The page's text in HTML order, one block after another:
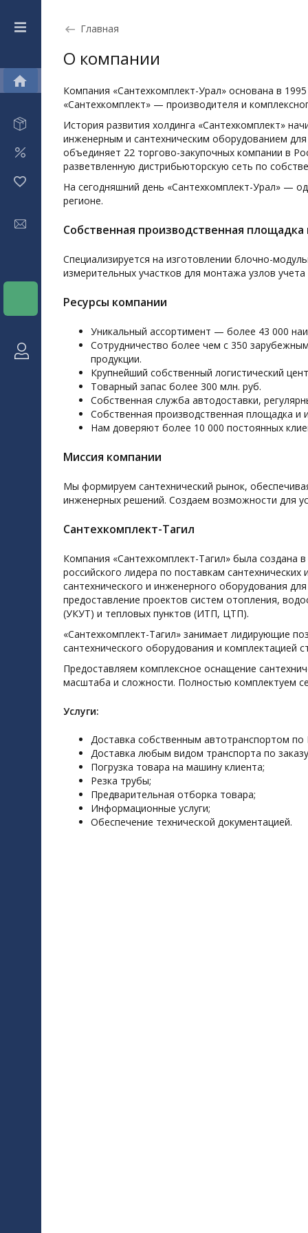
Главная
О компании
Компания «Сантехкомплект-Урал» основана в
«Сантехкомплект» — производителя и
История развития холдинга «Сантехкомплект»
инженерным и сантехническим оборудованием
объединяет 22 торгово-закупочных компании в
разветвленную дистрибьюторскую сеть по
На сегодняшний день «Сантехкомплект-Урал» —
регионе.
Собственная производственная площадка
Специализируется на изготовлении блочно-
измерительных участков для монтажа узлов
Ресурсы компании
Уникальный ассортимент — более 43 000
Сотрудничество более чем с 350
продукции.
Крупнейший собственный логистический
Товарный запас более 300 млн. руб.
Собственная служба автодоставки,
Собственная производственная площадка и
Нам доверяют более 10 000 постоянных
Миссия компании
Мы формируем сантехнический рынок,
инженерных решений. Создаем возможности для
Сантехкомплект-Тагил
Компания «Сантехкомплект-Тагил» была создана
российского лидера по поставкам
сантехнического и инженерного оборудования
предоставление проектов систем отопления,
(УКУТ) и тепловых пунктов (ИТП, ЦТП).
«Сантехкомплект-Тагил» занимает лидирующие
сантехнического оборудования и комплектацией
Предоставляем комплексное оснащение
масштаба и сложности. Полностью комплектуем
Услуги:
Доставка собственным автотранспортом
Доставка любым видом транспорта по
Погрузка товара на машину клиента;
Резка трубы;
Предварительная отборка товара;
Информационные услуги;
Обеспечение технической документацией.